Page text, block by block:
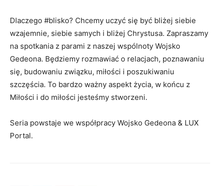
Dlaczego #blisko? Chcemy uczyć się być bliżej siebie
wzajemnie, siebie samych i bliżej Chrystusa. Zapraszamy
na spotkania z parami z naszej wspólnoty Wojsko
Gedeona. Będziemy rozmawiać o relacjach, poznawaniu
się, budowaniu związku, miłości i poszukiwaniu
szczęścia. To bardzo ważny aspekt życia, w końcu z
Miłości i do miłości jesteśmy stworzeni.
Seria powstaje we współpracy Wojsko Gedeona & LUX
Portal.